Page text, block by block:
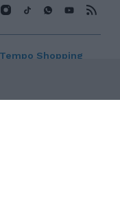
Shopping